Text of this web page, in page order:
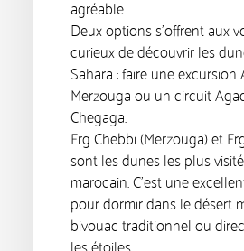
agréable.
Deux options s’offrent aux
curieux de découvrir les
Sahara : faire une excursion
Merzouga ou un circuit
Chegaga.
Erg Chebbi (Merzouga) et
sont les dunes les plus
marocain. C’est une
pour dormir dans le désert
bivouac traditionnel ou